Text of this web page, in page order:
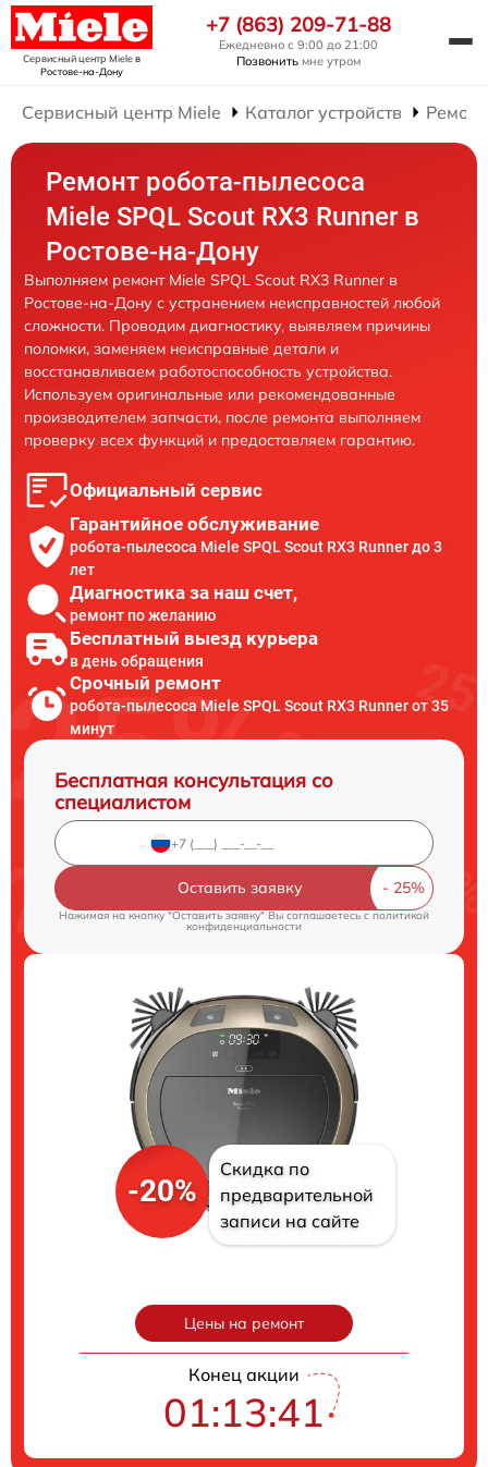
Сервисный центр Mieleв
Ростове-на-Дону
+7 (863) 209-71-88
Ежедневно с 9:00 до 21:00
Позвонить мне утром
Сервисный центр Miele Каталог устройств
Ремонт робота-пылесоса
Miele SPQL Scout RX3 Runner в
Ростове-на-Дону
Выполняем ремонт Miele SPQL Scout RX3 Runner в
Ростове-на-Дону с устранением неисправностей любой
сложности. Проводим диагностику, выявляем причины
поломки, заменяем неисправные детали и
восстанавливаем работоспособность устройства.
Используем оригинальные или рекомендованные
производителем запчасти, после ремонта выполняем
проверку всех функций и предоставляем гарантию.
Официальный сервис
Гарантийное обслуживание
робота-пылесоса Miele SPQL Scout RX3 Runner до 3
лет
Диагностика за наш счет,
ремонт по желанию
Бесплатный выезд курьера
в день обращения
Срочный ремонт
робота-пылесоса Miele SPQL Scout RX3 Runner от 35
минут
Бесплатная консультация со
специалистом
Оставить заявку
Нажимая на кнопку "Оставить заявку" Вы соглашаетесь cполитикой
конфиденциальности
-20%
Скидка по
предварительной
записи на сайте
Цены на ремонт
Конец акции
01:13:40